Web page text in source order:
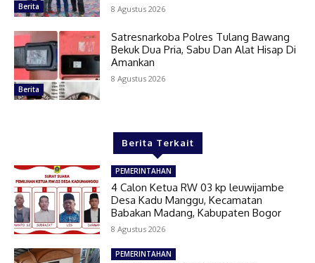
Berita 8 Agustus 2026
Berita
Satresnarkoba Polres Tulang Bawang
Bekuk Dua Pria, Sabu Dan Alat Hisap Di
Amankan
8 Agustus 2026
Berita Terkait
PEMERINTAHAN
4 Calon Ketua RW 03 kp leuwijambe
Desa Kadu Manggu, Kecamatan
Babakan Madang, Kabupaten Bogor
8 Agustus 2026
PEMERINTAHAN